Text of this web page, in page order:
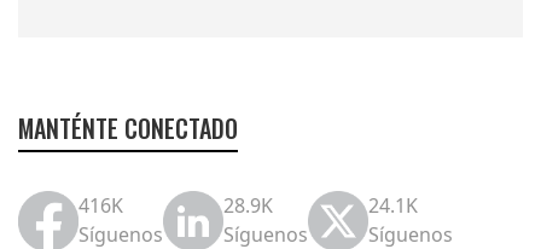
MANTÉNTE CONECTADO
416K
Síguenos
28.9K
Síguenos
24.1K
Síguenos